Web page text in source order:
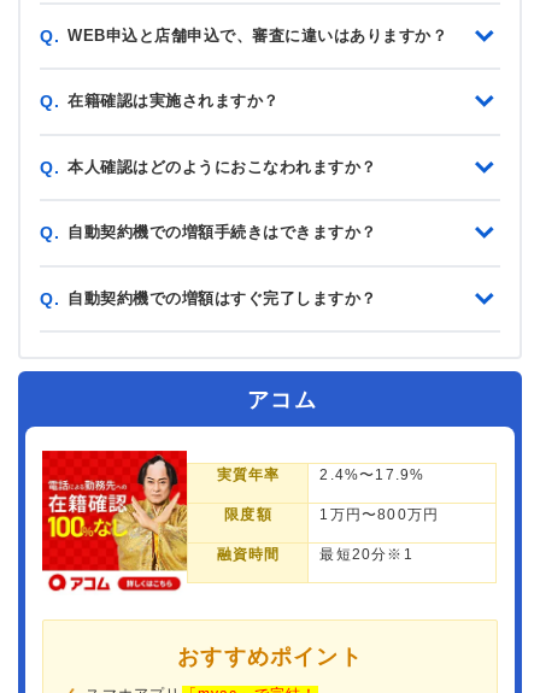
Q. WEB申込と店舗申込で、審査に違いはありますか？
Q. 在籍確認は実施されますか？
Q. 本人確認はどのようにおこなわれますか？
Q. 自動契約機での増額手続きはできますか？
Q. 自動契約機での増額はすぐ完了しますか？
アコム
実質年率 2.4%〜17.9%
限度額 1万円〜800万円
融資時間 最短20分※1
おすすめポイント